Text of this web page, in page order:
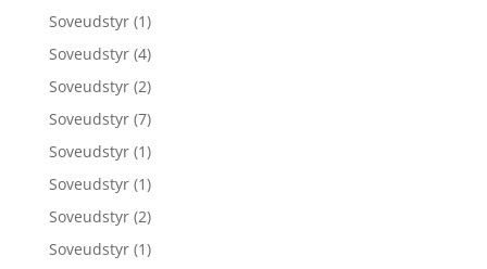
Soveudstyr (1)
Soveudstyr (4)
Soveudstyr (2)
Soveudstyr (7)
Soveudstyr (1)
Soveudstyr (1)
Soveudstyr (2)
Soveudstyr (1)